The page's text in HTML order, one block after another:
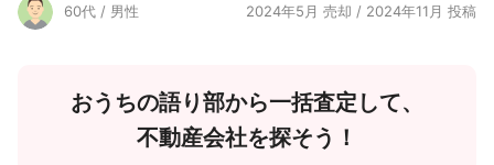
60代 / 男性 2024年5月 売却 / 2024年11月 投稿
おうちの語り部から一括査定して、
不動産会社を探そう！